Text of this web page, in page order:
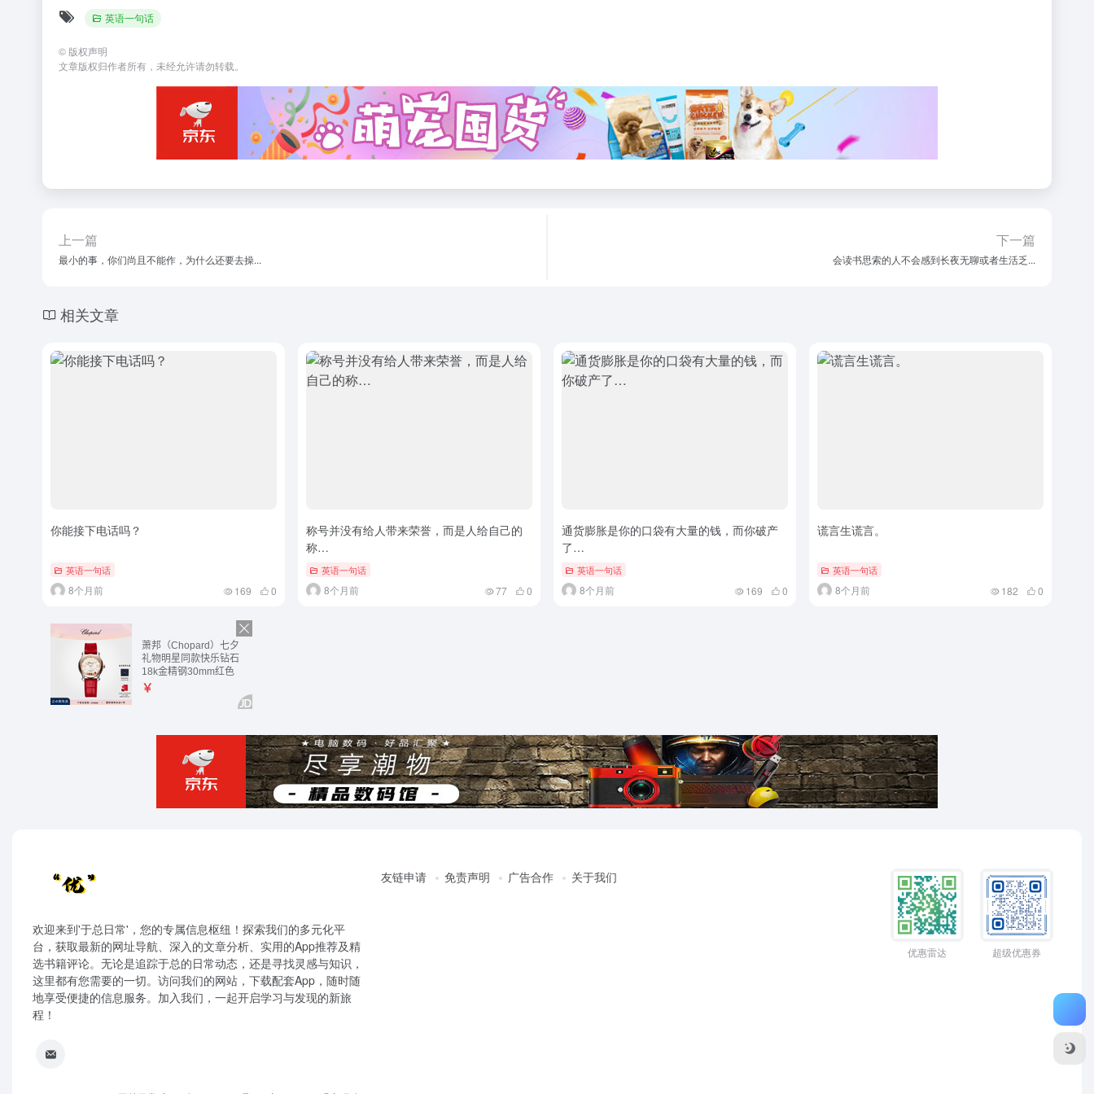
英语一句话
© 版权声明
文章版权归作者所有，未经允许请勿转载。
上一篇
最小的事，你们尚且不能作，为什么还要去操...
下一篇
会读书思索的人不会感到长夜无聊或者生活乏...
相关文章
你能接下电话吗？
英语一句话
8个月前 169 0
称号并没有给人带来荣誉，而是人给自己的
称…
英语一句话
8个月前 77 0
通货膨胀是你的口袋有大量的钱，而你破产
了…
英语一句话
8个月前 169 0
谎言生谎言。
英语一句话
8个月前 182 0
欢迎来到'于总日常'，您的专属信息枢纽！探索我们的多元化平
台，获取最新的网址导航、深入的文章分析、实用的App推荐及精
选书籍评论。无论是追踪于总的日常动态，还是寻找灵感与知识，
这里都有您需要的一切。访问我们的网站，下载配套App，随时随
地享受便捷的信息服务。加入我们，一起开启学习与发现的新旅
程！
友链申请 免责声明 广告合作 关于我们
优惠雷达 超级优惠券